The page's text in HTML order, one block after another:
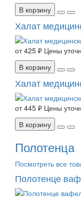
В корзину
Халат
от 425 ₽ Цены
В корзину
Халат
от 445 ₽ Цены
В корзину
Полотенца
Посмотреть все
Полотенце